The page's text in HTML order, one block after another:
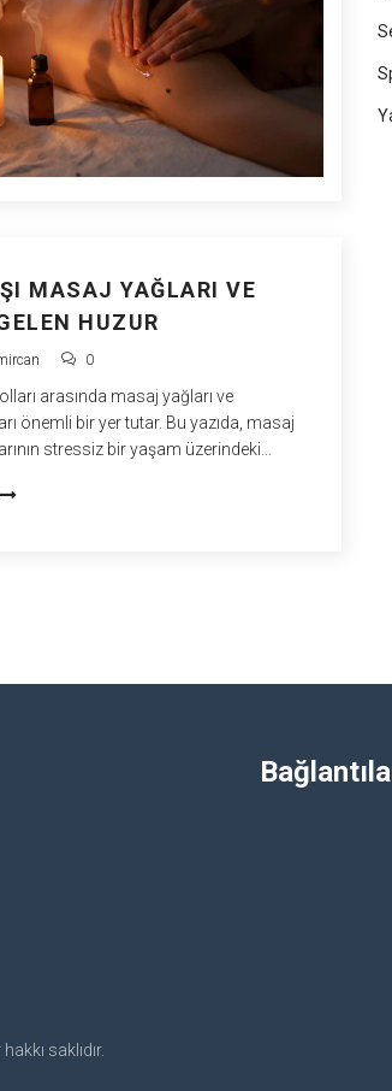
MASAJ YAĞLARI VE
HUZUR
0
arasında masaj yağları ve
önemli bir yer tutar. Bu yazıda, masaj
stressiz bir yaşam üzerindeki
nasıl kullanabileceğinizi öğrenerek günlük
saklıdır.